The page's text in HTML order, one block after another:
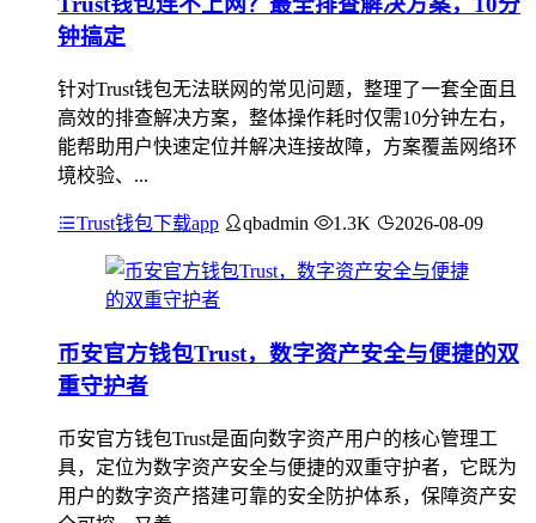
钟搞定
针对Trust钱包无法联网的常见问题，整理了一套全面且
高效的排查解决方案，整体操作耗时仅需10分钟左右，
能帮助用户快速定位并解决连接故障，方案覆盖网络环
境校验、...
Trust钱包下载app qbadmin 1.3K 2026-08-09
币安官方钱包Trust，数字资产安全与便捷的双
重守护者
币安官方钱包Trust是面向数字资产用户的核心管理工
具，定位为数字资产安全与便捷的双重守护者，它既为
用户的数字资产搭建可靠的安全防护体系，保障资产安